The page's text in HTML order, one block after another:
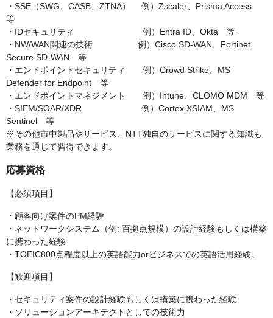
・SSE（SWG、CASB、ZTNA） 例）Zscaler、Prisma Access
等
・IDセキュリティ 例）Entra ID、Okta 等
・NW/WAN関連の技術 例）Cisco SD-WAN、Fortinet
Secure SD-WAN 等
・エンドポイントセキュリティ 例）Crowd Strike、MS
Defender for Endpoint 等
・エンドポイントマネジメント 例）Intune、CLOMO MDM 等
・SIEM/SOAR/XDR 例）Cortex XSIAM、MS
Sentinel 等
※その他市中製品やサービス、NTT独自のサービスに関する知識も
業務を通じて習得できます。
応募資格
【必須項目】
・顧客向け案件のPM経験
・ネットワークシステム（例: 百拠点規模）の設計経験もしくは構築
に携わった経験
・TOEIC800点程度以上の英語能力orビジネスでの英語活用経験。
【歓迎項目】
・セキュリティ案件の設計経験もしくは構築に携わった経験
・ソリューションアーキテクトとしての技術力